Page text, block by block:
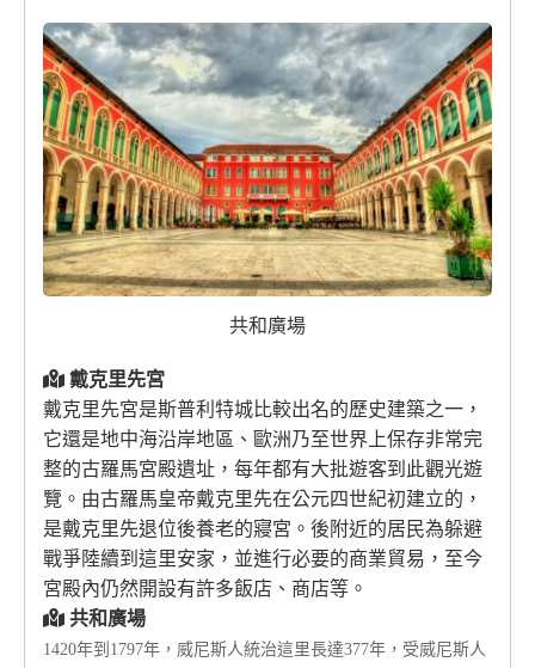
共和廣場
戴克里先宮
戴克里先宮是斯普利特城比較出名的歷史建築之一，
它還是地中海沿岸地區、歐洲乃至世界上保存非常完
整的古羅馬宮殿遺址，每年都有大批遊客到此觀光遊
覽。由古羅馬皇帝戴克里先在公元四世紀初建立的，
是戴克里先退位後養老的寢宮。後附近的居民為躲避
戰爭陸續到這里安家，並進行必要的商業貿易，至今
宮殿內仍然開設有許多飯店、商店等。
共和廣場
1420年到1797年，威尼斯人統治這里長達377年，受威尼斯人